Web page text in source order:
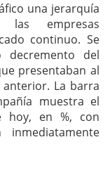
una jerarquía
empresas
continuo. Se
del
presentaban al
La barra
muestra el
hoy, en %, con